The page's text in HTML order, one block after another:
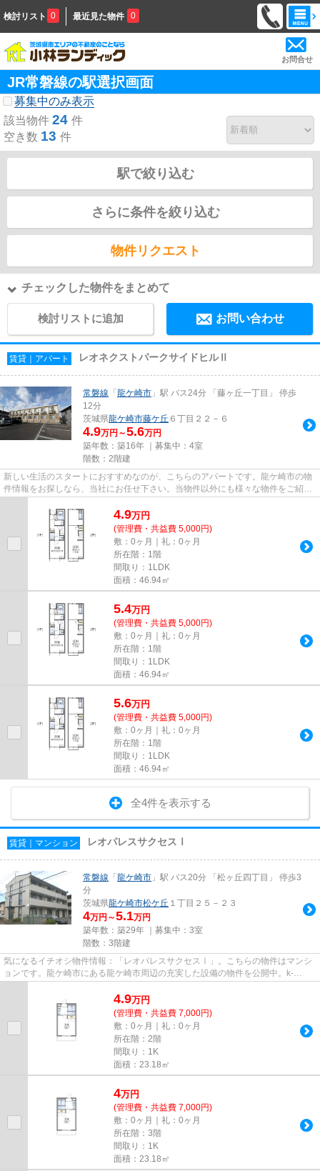
検討リスト 0 最近見た物件 0
お問合せ
JR常磐線の駅選択画面
募集中のみ表示
該当物件 24 件
空き数 13 件
駅で絞り込む
さらに条件を絞り込む
物件リクエスト
チェックした物件をまとめて
検討リストに追加 お問い合わせ
賃貸｜アパート レオネクストパークサイドヒルⅡ
常磐線 「 龍ケ崎市 」駅 バス24分 「藤ヶ丘一丁目」 停歩
12分
茨城県龍ケ崎市藤ケ丘 ６丁目２２－６
4.9万円～5.6万円
築年数：築16年 ｜募集中： 4室
階数：2階建
新しい生活のスタートにおすすめなのが、こちらのアパートです。龍ケ崎市の物
件情報をお探しなら、当社にお任せ下さい。当物件以外にも様々な物件をご紹介
4.9万円
(管理費・共益費 5,000円)
敷：0ヶ月｜礼：0ヶ月
所在階：1階
間取り：1LDK
面積：46.94㎡
5.4万円
(管理費・共益費 5,000円)
敷：0ヶ月｜礼：0ヶ月
所在階：1階
間取り：1LDK
面積：46.94㎡
5.6万円
(管理費・共益費 5,000円)
敷：0ヶ月｜礼：0ヶ月
所在階：1階
間取り：1LDK
面積：46.94㎡
全4件を表示する
賃貸｜マンション レオパレスサクセスⅠ
常磐線 「 龍ケ崎市 」駅 バス20分 「松ヶ丘四丁目」 停歩3
分
茨城県龍ケ崎市松ケ丘 １丁目２５－２３
4万円～5.1万円
築年数：築29年 ｜募集中： 3室
階数：3階建
気になるイチオシ物件情報：「レオパレスサクセスⅠ」。こちらの物件はマンシ
ョンです。龍ケ崎市にある龍ケ崎市周辺の充実した設備の物件を公開中。k-
4.9万円
(管理費・共益費 7,000円)
敷：0ヶ月｜礼：0ヶ月
所在階：2階
間取り：1K
面積：23.18㎡
4万円
(管理費・共益費 7,000円)
敷：0ヶ月｜礼：0ヶ月
所在階：3階
間取り：1K
面積：23.18㎡